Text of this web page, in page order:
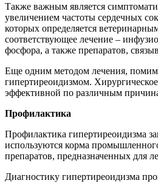
Также важным является
увеличением частоты сердечных
которых определяется
соответствующее лечение –
фосфора, а также препаратов,
Еще одним методом лечения,
гипертиреоидизмом.
эффективной по различным
Профилактика
Профилактика гипертиреоидизма
используются корма
препаратов, предназначенных для
Диагностику гипертиреоидизма